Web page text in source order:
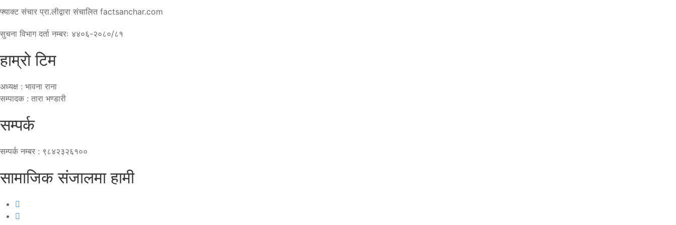
फ्याक्ट संचार प्रा.लीद्वारा संचालित factsanchar.com
सुचना विभाग दर्ता नम्बरः ४४०६-२०८०/८१
हाम्रो टिम
अध्यक्ष : भावना राना
सम्पादक : तारा भण्डारी
सम्पर्क
सम्पर्क नम्बर : ९८४२३२६१००
सामाजिक संजालमा हामी